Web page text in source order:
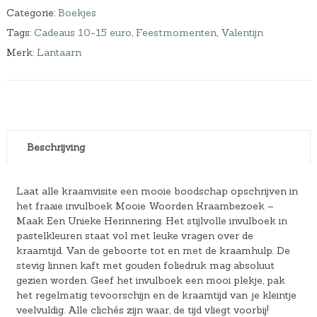
Categorie: Boekjes
Tags: Cadeaus 10-15 euro, Feestmomenten, Valentijn
Merk: Lantaarn
Beschrijving
Laat alle kraamvisite een mooie boodschap opschrijven in
het fraaie invulboek Mooie Woorden Kraambezoek –
Maak Een Unieke Herinnering. Het stijlvolle invulboek in
pastelkleuren staat vol met leuke vragen over de
kraamtijd. Van de geboorte tot en met de kraamhulp. De
stevig linnen kaft met gouden foliedruk mag absoluut
gezien worden. Geef het invulboek een mooi plekje, pak
het regelmatig tevoorschijn en de kraamtijd van je kleintje
veelvuldig. Alle clichés zijn waar, de tijd vliegt voorbij!